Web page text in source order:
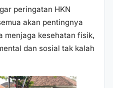
peringatan HKN
akan pentingnya
menjaga kesehatan fisik,
dan sosial tak kalah